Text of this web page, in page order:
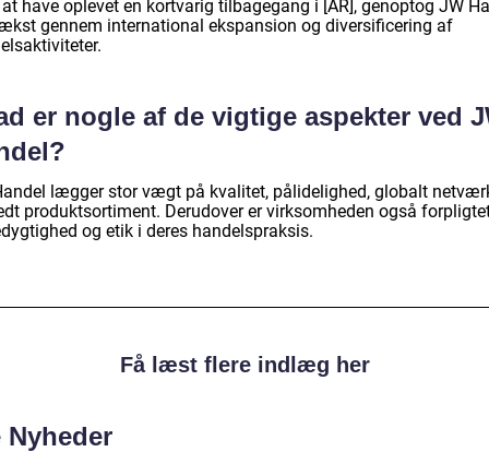
have oplevet en kortvarig tilbagegang i [ÅR], genoptog JW
gennem international ekspansion og diversificering af
er nogle af de vigtige aspekter ved
lægger stor vægt på kvalitet, pålidelighed, globalt
produktsortiment. Derudover er virksomheden også
og etik i deres handelspraksis.
Få læst flere indlæg her
Nyheder